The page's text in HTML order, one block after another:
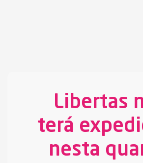
Libertas
terá
nesta